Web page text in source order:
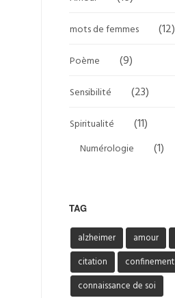
mots de femmes (12)
Poème (9)
Sensibilité (23)
Spiritualité (11)
Numérologie (1)
TAG
alzheimer amour
citation
confinement
connaissance de soi